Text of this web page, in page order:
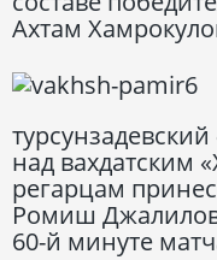
Ахтам
над вахдатским
регарцам
Ромиш
60-й минуте